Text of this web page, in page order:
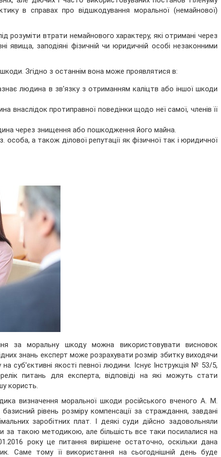
в справах про відшкодування моральної (немайнової)
втрати немайнового характеру, які отримані через
явища, заподіяні фізичній чи юридичній особі незаконними
Згідно з останнім вона може проявлятися в:
людина в зв'язку з отриманням каліцтв або іншої шкоди
внаслідок протиправної поведінки щодо неї самої, членів її
через знищення або пошкодження його майна.
особа, а також ділової репутації як фізичної так і юридичної
за моральну шкоду можна використовувати висновок
знань експерт може розрахувати розмір збитку виходячи
суб'єктивні якості певної людини. Існує Інструкція № 53/5,
питань для експерта, відповіді на які можуть стати
користь.
визначення моральної шкоди російського вченого А. М.
рівень розміру компенсації за страждання, завдані
заробітних плат. І деякі суди дійсно задовольняли
за такою методикою, але більшість все таки посилалися на
року це питання вирішене остаточно, оскільки дана
Саме тому її використання на сьогоднішній день буде